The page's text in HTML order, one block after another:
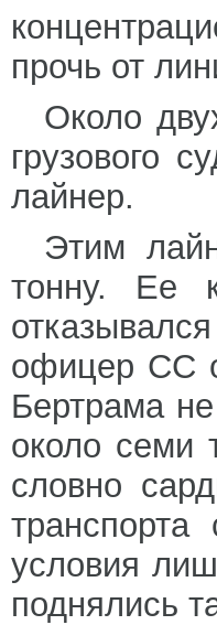
прочь от
Около
грузового
лайнер.
Этим
тонну. Ее
офицер СС
Бертрама
около семи
словно
условия
поднялись